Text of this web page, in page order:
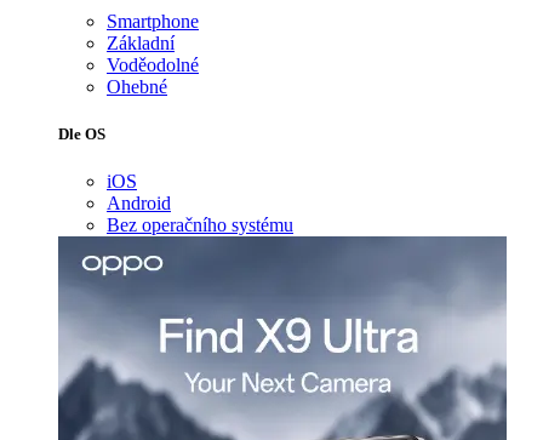
Smartphone
Základní
Voděodolné
Ohebné
Dle OS
iOS
Android
Bez operačního systému